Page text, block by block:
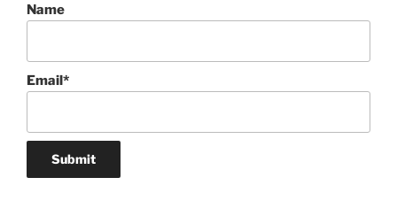
Name
Email*